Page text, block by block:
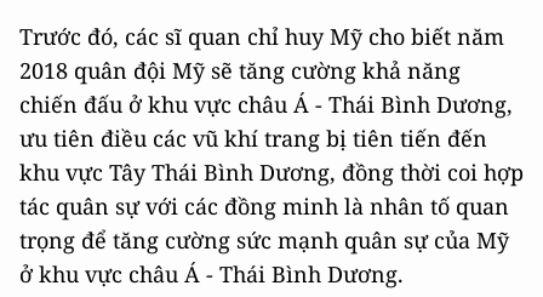
Trước đó, các sĩ quan chỉ huy Mỹ cho biết năm
2018 quân đội Mỹ sẽ tăng cường khả năng
chiến đấu ở khu vực châu Á - Thái Bình Dương,
ưu tiên điều các vũ khí trang bị tiên tiến đến
khu vực Tây Thái Bình Dương, đồng thời coi hợp
tác quân sự với các đồng minh là nhân tố quan
trọng để tăng cường sức mạnh quân sự của Mỹ
ở khu vực châu Á - Thái Bình Dương.